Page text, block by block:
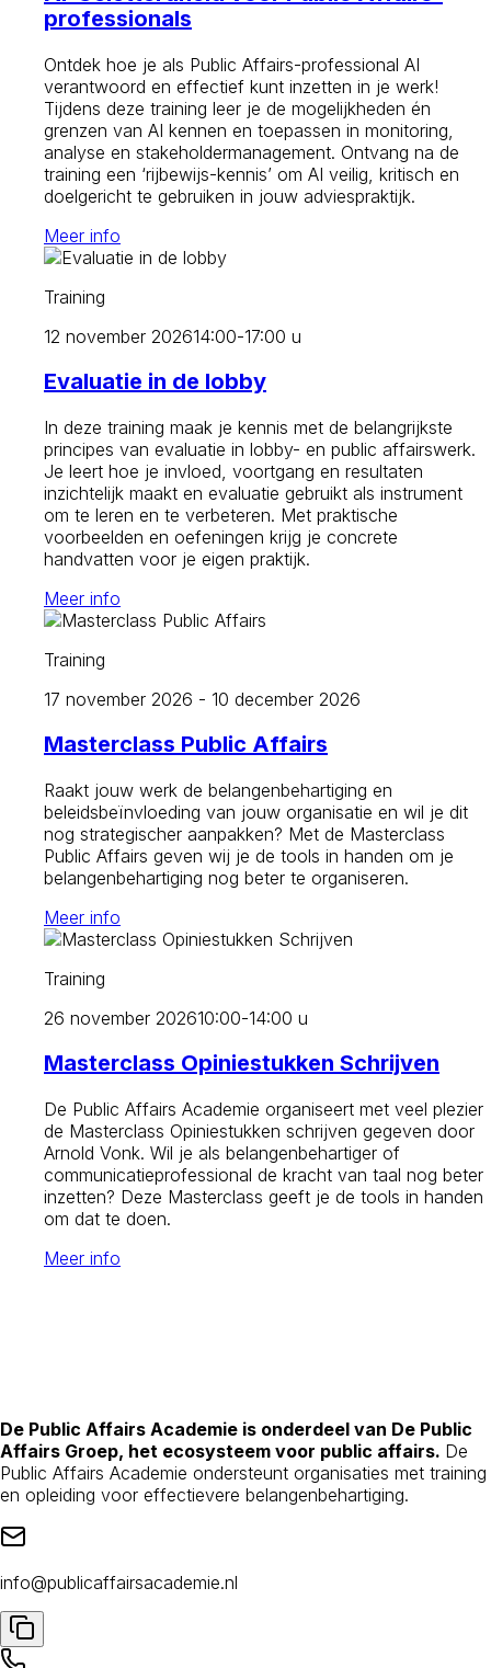
professionals
Ontdek hoe je als Public Affairs-professional AI
verantwoord en effectief kunt inzetten in je werk!
Tijdens deze training leer je de mogelijkheden én
grenzen van AI kennen en toepassen in monitoring,
analyse en stakeholdermanagement. Ontvang na de
training een ‘rijbewijs-kennis’ om AI veilig, kritisch en
doelgericht te gebruiken in jouw adviespraktijk.
Meer info
Training
12 november 202614:00-17:00 u
Evaluatie in de lobby
In deze training maak je kennis met de belangrijkste
principes van evaluatie in lobby- en public affairswerk.
Je leert hoe je invloed, voortgang en resultaten
inzichtelijk maakt en evaluatie gebruikt als instrument
om te leren en te verbeteren. Met praktische
voorbeelden en oefeningen krijg je concrete
handvatten voor je eigen praktijk.
Meer info
Training
17 november 2026 - 10 december 2026
Masterclass Public Affairs
Raakt jouw werk de belangenbehartiging en
beleidsbeïnvloeding van jouw organisatie en wil je dit
nog strategischer aanpakken? Met de Masterclass
Public Affairs geven wij je de tools in handen om je
belangenbehartiging nog beter te organiseren.
Meer info
Training
26 november 202610:00-14:00 u
Masterclass Opiniestukken Schrijven
De Public Affairs Academie organiseert met veel plezier
de Masterclass Opiniestukken schrijven gegeven door
Arnold Vonk. Wil je als belangenbehartiger of
communicatieprofessional de kracht van taal nog beter
inzetten? Deze Masterclass geeft je de tools in handen
om dat te doen.
Meer info
De Public Affairs Academie is onderdeel van De Public
Affairs Groep, het ecosysteem voor public affairs. De
Public Affairs Academie ondersteunt organisaties met training
en opleiding voor effectievere belangenbehartiging.
info@publicaffairsacademie.nl